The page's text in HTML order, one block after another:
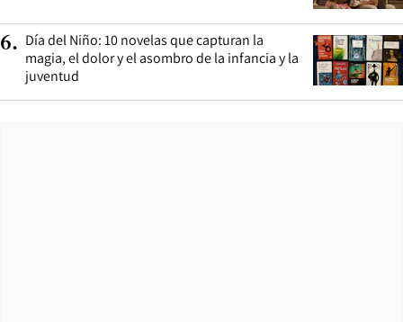
6. Día del Niño: 10 novelas que capturan la
magia, el dolor y el asombro de la infancia y la
juventud